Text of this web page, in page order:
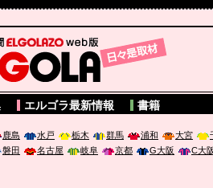
BLOGOLA
エルゴラ最新情報 書籍
鹿島 水戸 栃木 群馬 浦和 大宮
磐田 名古屋 岐阜 京都 G大阪 C大